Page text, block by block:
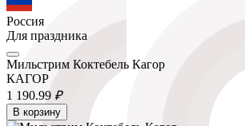
Россия
Для праздника
Мильстрим Коктебель Кагор
КАГОР
1 190.99 ₽
В корзину